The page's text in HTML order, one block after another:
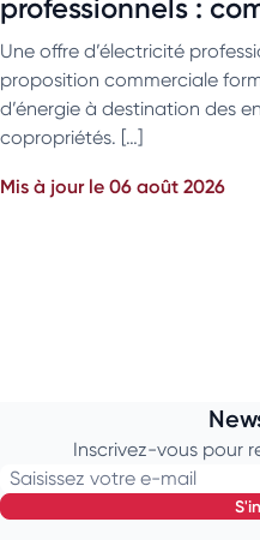
professionnels :
Une offre d’électricité
proposition commerciale
d’énergie à destination des
copropriétés. […]
Mis à jour le 06 août 2026
Inscrivez-vous pour
Saisissez votre e-mail